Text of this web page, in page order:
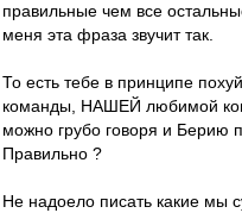
правильные чем все
меня эта фраза звучит так.
То есть тебе в принципе
команды, НАШЕЙ любимой
можно грубо говоря и Берию
Правильно ?
Не надоело писать какие мы